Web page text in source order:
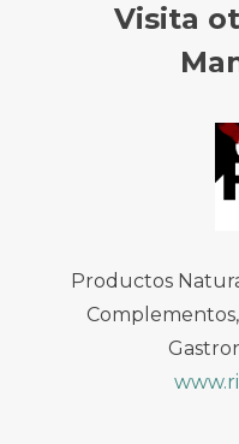
Visita
Productos